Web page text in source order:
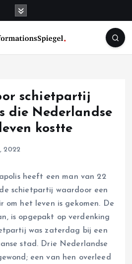
schietpartij
die Nederlandse
kostte
2022
heeft een man van 22
schietpartij waardoor een
om het leven is gekomen. De
is opgepakt op verdenking
was zaterdag bij een
stad. Drie Nederlandse
een van hen overleed